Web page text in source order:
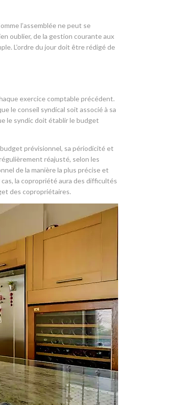
l’assemblée ne peut se
oublier, de la gestion courante aux
L’ordre du jour doit être rédigé de
exercice comptable précédent.
le conseil syndical soit associé à sa
le syndic doit établir le budget
prévisionnel, sa périodicité et
réajusté, selon les
de la manière la plus précise et
la copropriété aura des difficultés
des copropriétaires.